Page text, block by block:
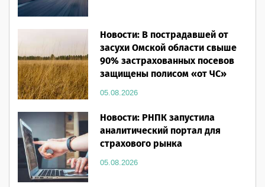
Новости: В пострадавшей от
засухи Омской области свыше
90% застрахованных посевов
защищены полисом «от ЧС»
05.08.2026
Новости: РНПК запустила
аналитический портал для
страхового рынка
05.08.2026